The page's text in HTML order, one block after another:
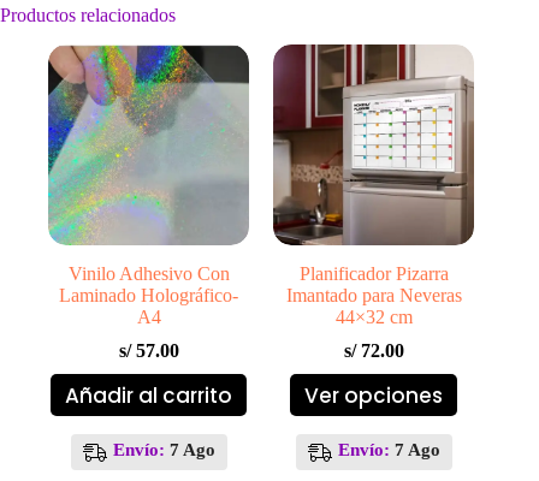
Productos relacionados
Vinilo Adhesivo Con
Laminado Holográfico-
A4
s/57.00
Añadir al carrito
Envío: 7 Ago
Planificador Pizarra
Imantado para Neveras
44×32 cm
s/72.00
Ver opciones
Este
producto
múltiples
Envío: 7 Ago